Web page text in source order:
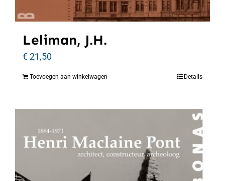
Leliman, J.H.
€21,50
Toevoegen aan winkelwagen Details